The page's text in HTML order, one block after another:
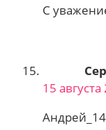
С
15